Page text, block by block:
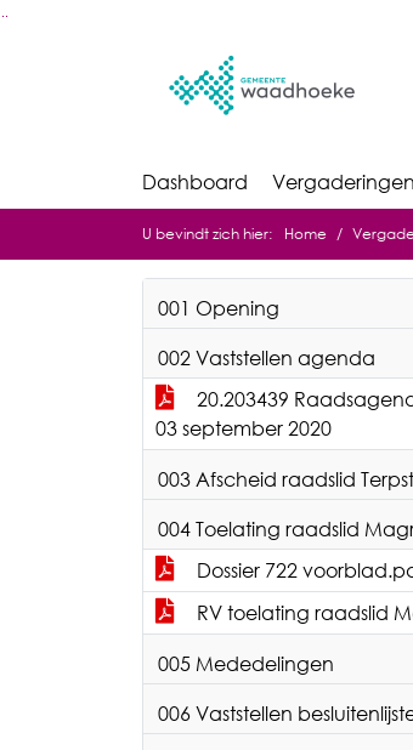
Dashboard Vergaderingen
U bevindt zich hier: Home
001 Opening
002 Vaststellen agenda
20.203439
03 september 2020
003 Afscheid raadslid
004 Toelating raadslid
Dossier 722
RV toelating raadslid
005 Mededelingen
006 Vaststellen